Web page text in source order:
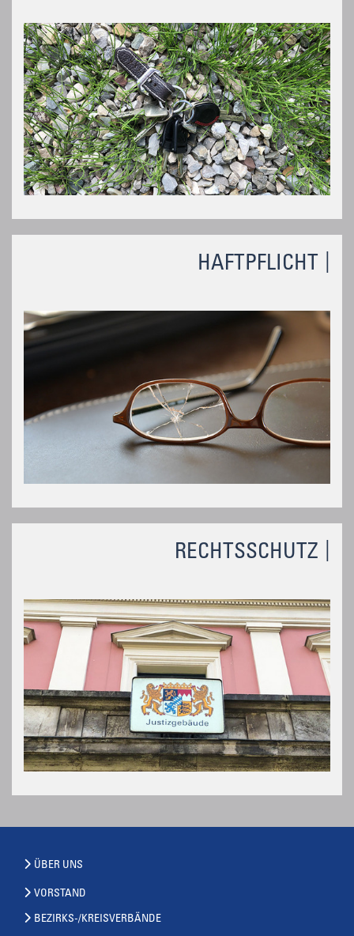
HAFTPFLICHT
RECHTSSCHUTZ
ÜBER UNS
VORSTAND
BEZIRKS-/KREISVERBÄNDE